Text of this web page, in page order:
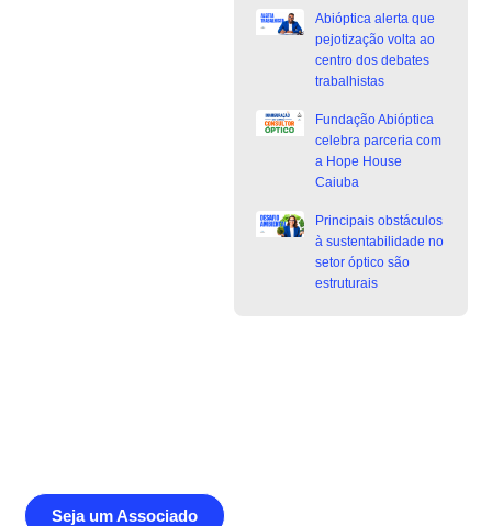
Abióptica alerta que
pejotização volta ao
centro dos debates
trabalhistas
Fundação Abióptica
celebra parceria com
a Hope House
Caiuba
Principais obstáculos
à sustentabilidade no
setor óptico são
estruturais
Seja um Associado